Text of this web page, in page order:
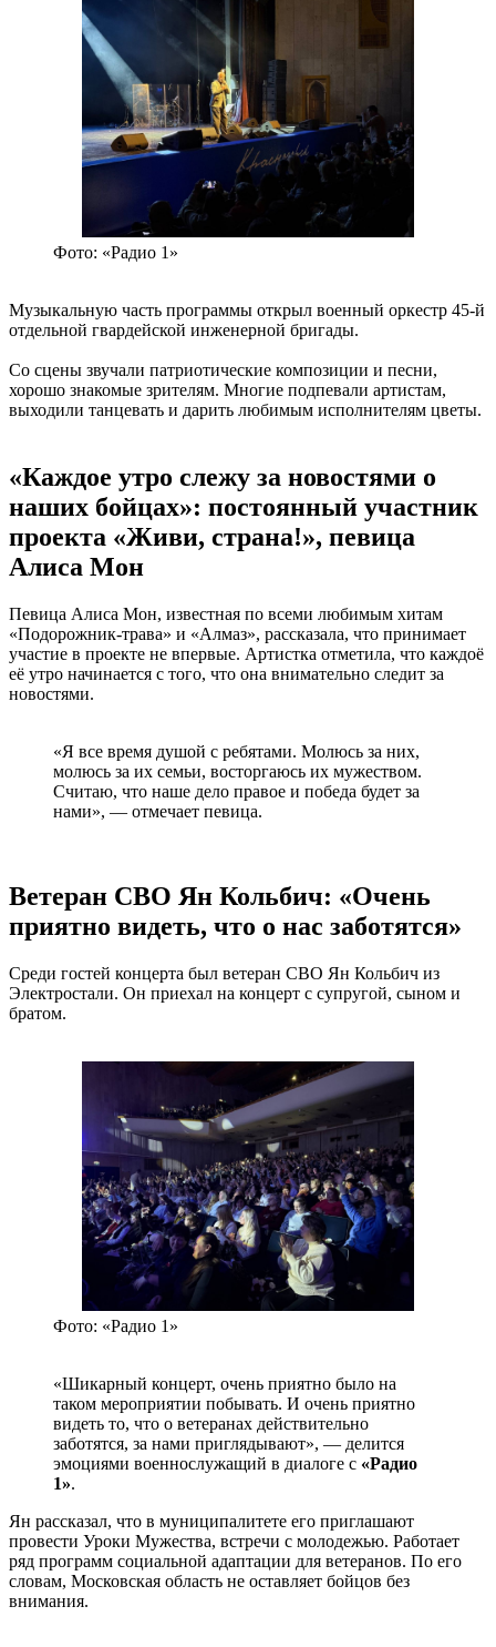
Фото: «Радио 1»
Музыкальную часть программы открыл военный оркестр 45-й
отдельной гвардейской инженерной бригады.
Со сцены звучали патриотические композиции и песни,
хорошо знакомые зрителям. Многие подпевали артистам,
выходили танцевать и дарить любимым исполнителям цветы.
«Каждое утро слежу за новостями о
наших бойцах»: постоянный участник
проекта «Живи, страна!», певица
Алиса Мон
Певица Алиса Мон, известная по всеми любимым хитам
«Подорожник-трава» и «Алмаз», рассказала, что принимает
участие в проекте не впервые. Артистка отметила, что каждоё
её утро начинается с того, что она внимательно следит за
новостями.
«Я все время душой с ребятами. Молюсь за них,
молюсь за их семьи, восторгаюсь их мужеством.
Считаю, что наше дело правое и победа будет за
нами», — отмечает певица.
Ветеран СВО Ян Кольбич: «Очень
приятно видеть, что о нас заботятся»
Среди гостей концерта был ветеран СВО Ян Кольбич из
Электростали. Он приехал на концерт с супругой, сыном и
братом.
Фото: «Радио 1»
«Шикарный концерт, очень приятно было на
таком мероприятии побывать. И очень приятно
видеть то, что о ветеранах действительно
заботятся, за нами приглядывают», — делится
эмоциями военнослужащий в диалоге с «Радио
1».
Ян рассказал, что в муниципалитете его приглашают
провести Уроки Мужества, встречи с молодежью. Работает
ряд программ социальной адаптации для ветеранов. По его
словам, Московская область не оставляет бойцов без
внимания.